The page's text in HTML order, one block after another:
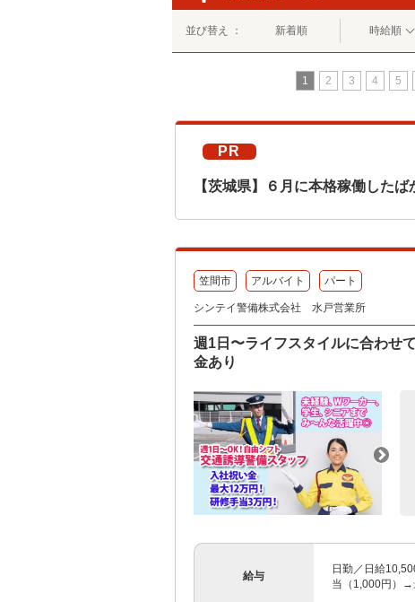
並び替え ： 新着順 時給順
1 2 3 4 5
PR
【茨城県】６月に本格稼働した
笠間市 アルバイト パート
シンテイ警備株式会社 水戸営業所
週1日〜ライフスタイルに合わせ
金あり
給与
日勤／日給
当（1,000円）→